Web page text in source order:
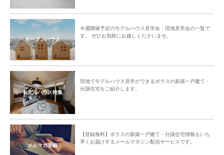
オープンハウス
今週開催予定のモデルハウス見学会・現地見学会の一覧で
す。 ぜひお気軽にお越しくださいませ。
モデルハウス特集
現地でモデルハウス見学ができるポラスの新築一戸建て・
分譲住宅をご紹介します。
メルマガ登録
【登録無料】ポラスの新築一戸建て・分譲住宅情報をいち
早くお届けするメールマガジン配信サービスです。